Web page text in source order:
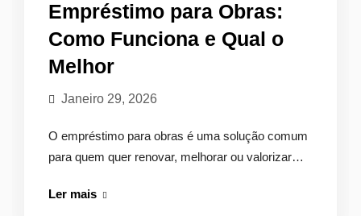
Empréstimo para Obras:
Como Funciona e Qual o
Melhor
Janeiro 29, 2026
O empréstimo para obras é uma solução comum
para quem quer renovar, melhorar ou valorizar…
Ler maisEmpréstimo